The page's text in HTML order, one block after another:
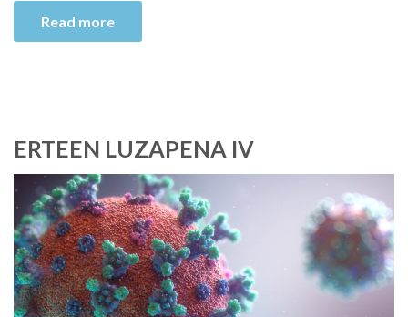
Read more
ERTEEN LUZAPENA IV